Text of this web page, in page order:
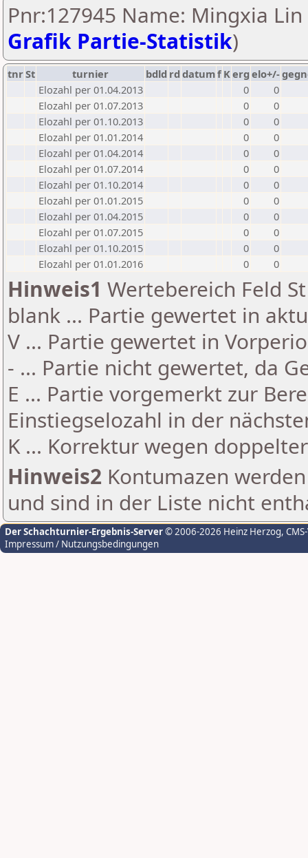
Pnr:127945 Name: Mingxia Lin
Grafik Partie-Statistik)
tnrSt turnier bdld rd datumf Kerg elo+/-
Elozahl per 01.04.2013
0
0
Elozahl per 01.07.2013
0
0
Elozahl per 01.10.2013
0
0
Elozahl per 01.01.2014
0
0
Elozahl per 01.04.2014
0
0
Elozahl per 01.07.2014
0
0
Elozahl per 01.10.2014
0
0
Elozahl per 01.01.2015
0
0
Elozahl per 01.04.2015
0
0
Elozahl per 01.07.2015
0
0
Elozahl per 01.10.2015
0
0
Elozahl per 01.01.2016
0 0
Hinweis1 Wertebereich Feld
blank ... Partie gewertet in
V ... Partie gewertet in
- ... Partie nicht gewertet, da
E ... Partie vorgemerkt zur
Einstiegselozahl in der
K ... Korrektur wegen
Hinweis2 Kontumazen
und sind in der Liste nicht
Der Schachturnier-Ergebnis-Server© 2006-2026 Heinz Herzog,
Impressum / Nutzungsbedingungen